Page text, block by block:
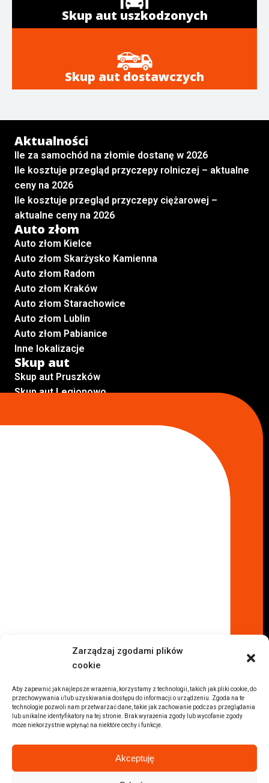
Zarządzaj zgodami plików
cookie
Aby zapewnić jak najlepsze wrażenia, korzystamy z technologii, takich jak pliki cookie, do
przechowywania i/lub uzyskiwania dostępu do informacji o urządzeniu. Zgoda na te
technologie pozwoli nam przetwarzać dane, takie jak zachowanie podczas przeglądania
lub unikalne identyfikatory na tej stronie. Brak wyrażenia zgody lub wycofanie zgody
może niekorzystnie wpłynąć na niektóre cechy i funkcje.
Akceptuję
Skup aut uszkodzonych
Skup aut dostawczych
Aktualności
Ile za samochód na złomie dostanę w 2026
Ile kosztuje przegląd przyczepy rolniczej – aktualne
ceny na 2026
Ile kosztuje przegląd przyczepy ciężarowej –
aktualne ceny na 2026
Auto złom
Auto złom Kielce
Auto złom Skarżysko Kamienna
Auto złom Radom
Auto złom Kraków
Auto złom Starachowice
Auto złom Lublin
Auto złom Pabianice
Inne lokalizacje
Skup aut
Skup aut Pruszków
Skup aut Legionowo
Inne Lokalizacje
Auta z USA Rzeszów
Auta z USA Białystok
Auta z USA Kraków
Marki samochodów
Sprzedam BMW